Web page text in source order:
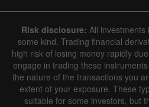
Risk disclosure: All
some kind. Trading financial
high risk of losing money rapidly
engage in trading these
the nature of the transactions you
extent of your exposure. These
suitable for some investors, but